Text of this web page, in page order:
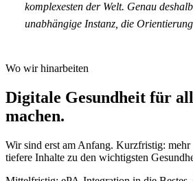
komplexesten der Welt. Genau
unabhängige Instanz, die
Wo wir hinarbeiten
Digitale Gesundheit für
machen.
Wir sind erst am Anfang. Kurz­fristig: mehr
tiefere Inhalte zu den wichtigsten